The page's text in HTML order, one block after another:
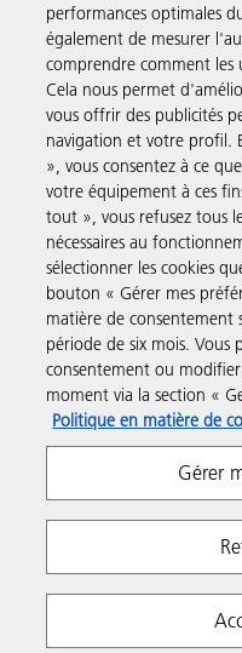
Solutions pour
Produits et
Assistance &
Ressources
Suivez-nous
Respect de la vie privée
performances optimales
également de mesurer
comprendre comment les
Cela nous permet
vous offrir des publicités
navigation et votre profil.
», vous consentez à ce
votre équipement à ces
tout », vous refusez tous
nécessaires au
sélectionner les cookies
bouton « Gérer mes
matière de consentement
période de six mois. Vous
consentement ou
moment via la section «
Politique en matière de
Gérer